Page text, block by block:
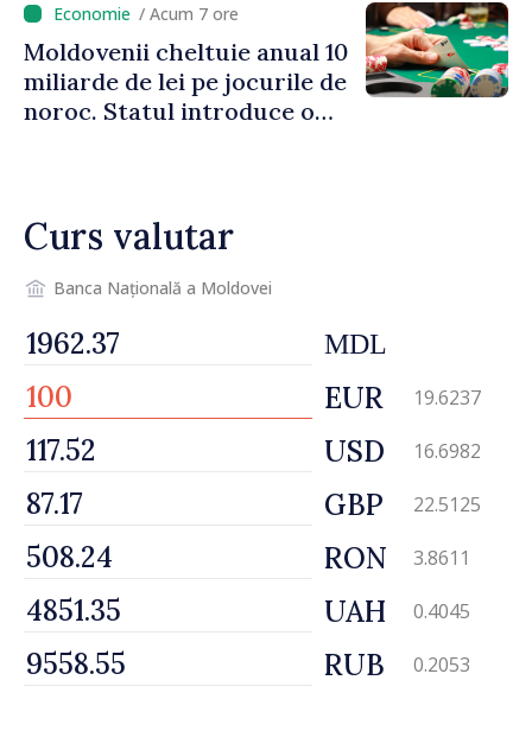
/ Acum 7 ore
Moldovenii cheltuie anual 10
miliarde de lei pe jocurile de
noroc. Statul introduce o
Curs valutar
Banca Națională a Moldovei
MDL
EUR 19.6237
USD 16.6982
GBP 22.5125
RON 3.8611
UAH 0.4045
RUB 0.2053